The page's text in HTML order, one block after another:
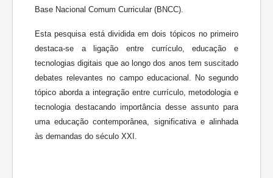
Base Nacional Comum Curricular (BNCC).
Esta pesquisa está dividida em dois tópicos no primeiro
destaca-se a ligação entre currículo, educação e
tecnologias digitais que ao longo dos anos tem suscitado
debates relevantes no campo educacional. No segundo
tópico aborda a integração entre currículo, metodologia e
tecnologia destacando importância desse assunto para
uma educação contemporânea, significativa e alinhada
às demandas do século XXI.